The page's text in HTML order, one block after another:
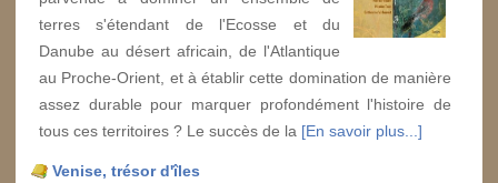
terres s'étendant de l'Ecosse et du
Danube au désert africain, de l'Atlantique
au Proche-Orient, et à établir cette domination de manière
assez durable pour marquer profondément l'histoire de
tous ces territoires ? Le succès de la [En savoir plus...]
Venise, trésor d'îles